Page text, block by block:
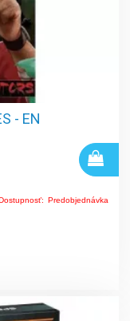
- EN
Predobjednávka